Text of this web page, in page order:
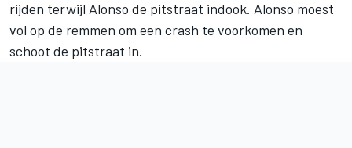
rijden terwijl Alonso de pitstraat indook. Alonso moest
vol op de remmen om een crash te voorkomen en
schoot de pitstraat in.